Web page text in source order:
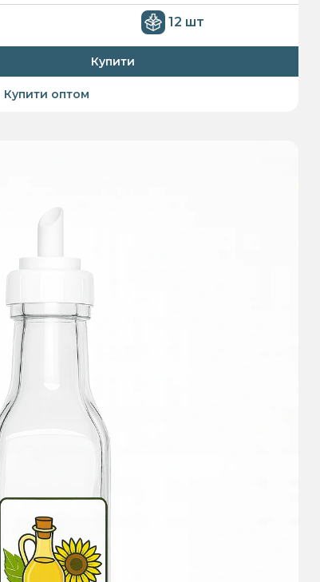
12 шт
Купити
Купити оптом